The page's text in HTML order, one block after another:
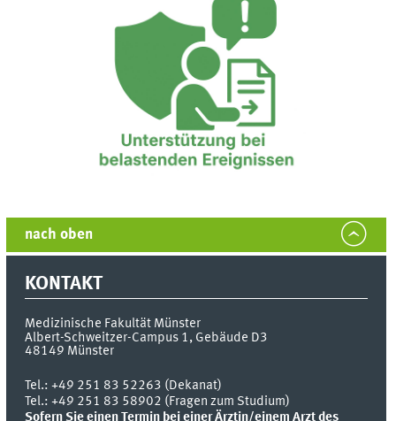
nach oben
KONTAKT
Medizinische Fakultät Münster
Albert-Schweitzer-Campus 1, Gebäude D3
48149 Münster
Tel.:+49 251 83 52263 (Dekanat)
Tel.: +49 251 83 58902 (Fragen zum Studium)
Sofern Sie einen Termin bei einer Ärztin/einem Arzt des